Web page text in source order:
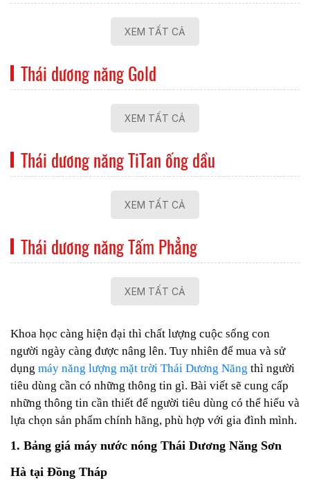
XEM TẤT CẢ
Thái dương năng Gold
XEM TẤT CẢ
Thái dương năng TiTan ống dầu
XEM TẤT CẢ
Thái dương năng Tấm Phẳng
XEM TẤT CẢ
Khoa học càng hiện đại thì chất lượng cuộc sống con
người ngày càng được nâng lên. Tuy nhiên để mua và sử
dụng máy năng lượng mặt trời Thái Dương Năng thì người
tiêu dùng cần có những thông tin gì. Bài viết sẽ cung cấp
những thông tin cần thiết để người tiêu dùng có thể hiểu và
lựa chọn sản phẩm chính hãng, phù hợp với gia đình mình.
1. Bảng giá máy nước nóng Thái Dương Năng Sơn
Hà tại Đồng Tháp